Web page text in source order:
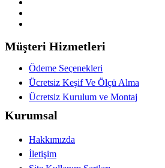
Müşteri Hizmetleri
Ödeme Seçenekleri
Ücretsiz Keşif Ve Ölçü Alma
Ücretsiz Kurulum ve Montaj
Kurumsal
Hakkımızda
İletişim